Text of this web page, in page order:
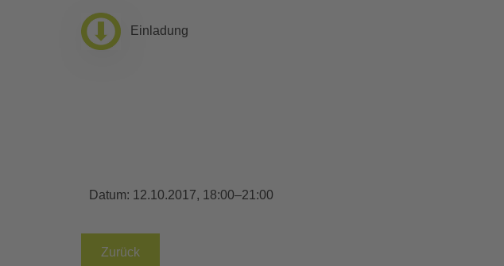
Einladung
Datum: 12.10.2017, 18:00–21:00
Zurück